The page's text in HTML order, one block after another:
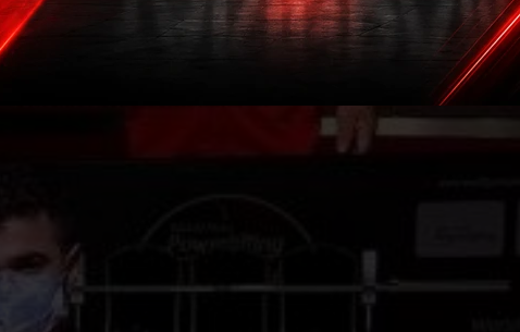
07.03.2021 - 14:18, Güncelleme: 07.03.2021 - 14:18